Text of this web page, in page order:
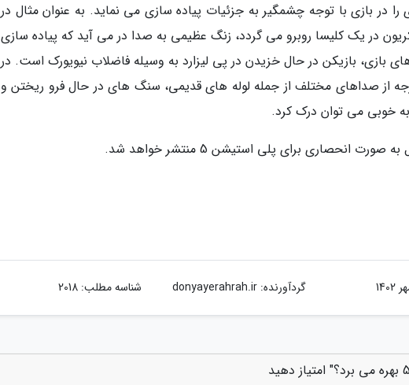
در بازی با توجه چشمگیر به جزئیات پیاده سازی می نماید. به عنوان مثال در
در یک کلیسا روبرو می گردد، زنگ عظیمی به صدا در می آید که پیاده سازی
بازی، بازیکن در حال خزیدن در پی لیزارد به وسیله فاضلاب نیویورک است. در
سکانس کلاستروفوبیک با طیفی 360 درجه از صداهای مختلف از جمله لوله های قدیمی، سنگ های در حال فرو ریختن و
خوبی می توان درک کرد.
گردآورنده:donyayerahrah.ir شناسه مطلب: 2018